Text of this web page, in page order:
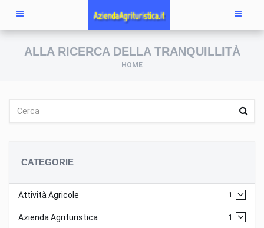
ALLA RICERCA DELLA TRANQUILLITÀ
HOME
CATEGORIE
Attività Agricole 1
Azienda Agrituristica 1